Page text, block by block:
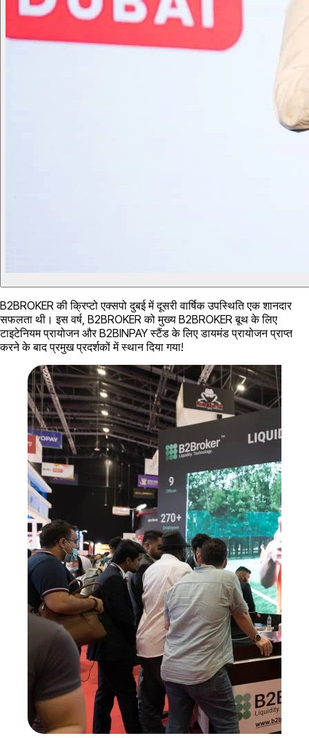
B2BROKER की क्रिप्टो एक्सपो दुबई में दूसरी वार्षिक उपस्थिति एक शानदार
सफलता थी। इस वर्ष, B2BROKER को मुख्य B2BROKER बूथ के लिए
टाइटेनियम प्रायोजन और B2BINPAY स्टैंड के लिए डायमंड प्रायोजन प्राप्त
करने के बाद प्रमुख प्रदर्शकों में स्थान दिया गया!